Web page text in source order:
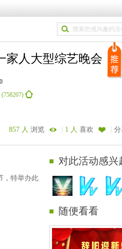
家人大型综艺晚会
857 人 浏览 | 1 人 喜欢 |
，特举办此
对此活动感兴
随便看看